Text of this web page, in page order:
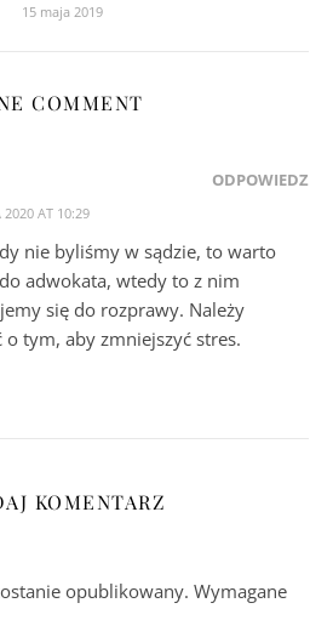
15 maja 2019
COMMENT
2020 AT 10:29
ODPOWIEDZ
nie byliśmy w sądzie, to warto
adwokata, wtedy to z nim
się do rozprawy. Należy
o tym, aby zmniejszyć stres.
KOMENTARZ
opublikowany. Wymagane